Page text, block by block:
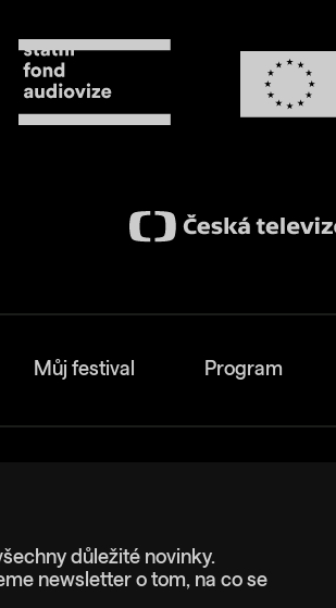
Můj festival Program
důležité novinky.
newsletter o tom, na co se